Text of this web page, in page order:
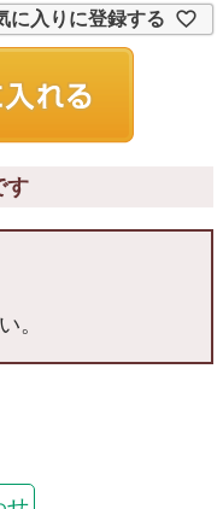
に入りに登録する
す
。